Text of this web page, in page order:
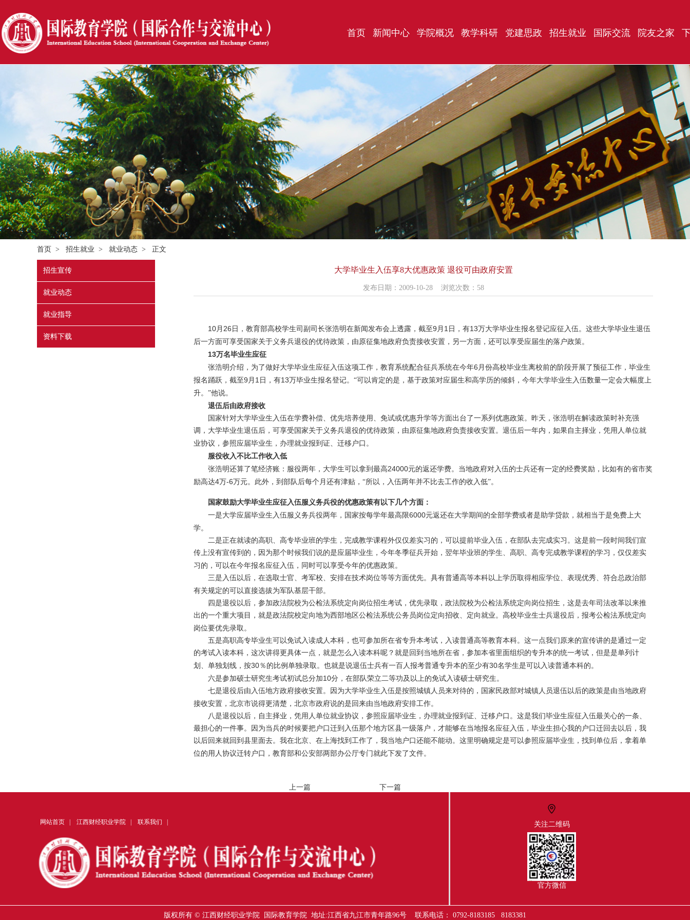
首页 新闻中心 学院概况 教学科研 党建思政 招生就业 国际交流 院友之家
首页 > 招生就业 > 就业动态 > 正文
招生宣传
就业动态
就业指导
资料下载
大学毕业生入伍享8大优惠政策 退役可由政府安置
发布日期：2009-10-28 浏览次数： 58
10月 26 日，教育部高校学生司副司长张浩明在新闻发布会上透露，截至9 月 1 日，有13万大学毕业生报名登记应征入伍。这些大学毕业生退伍
后一方面可享受国家关于义务兵退役的优待政策，由原征集地政府负责接收安置，另一方面，还可以享受应届生的落户政策。
13万名毕业生应征
张浩明介绍，为了做好大学毕业生应征入伍这项工作，教育系统配合征兵系统在今年6 月份高校毕业生离校前的阶段开展了预征工作，毕业生
报名踊跃，截至9 月 1 日，有13万毕业生报名登记。“可以肯定的是，基于政策对应届生和高学历的倾斜，今年大学毕业生入伍数量一定会大幅度上
升。”他说。
退伍后由政府接收
国家针对大学毕业生入伍在学费补偿、优先培养使用、免试或优惠升学等方面出台了一系列优惠政策。昨天，张浩明在解读政策时补充强
调，大学毕业生退伍后，可享受国家关于义务兵退役的优待政策，由原征集地政府负责接收安置。退伍后一年内，如果自主择业，凭用人单位就
业协议，参照应届毕业生，办理就业报到证、迁移户口。
服役收入不比工作收入低
张浩明还算了笔经济账：服役两年，大学生可以拿到最高24000元的返还学费。当地政府对入伍的士兵还有一定的经费奖励，比如有的省市奖
励高达4万-6万元。此外，到部队后每个月还有津贴，“所以，入伍两年并不比去工作的收入低”。
国家鼓励大学毕业生应征入伍服义务兵役的优惠政策有以下几个方面：
一是大学应届毕业生入伍服义务兵役两年，国家按每学年最高限6000元返还在大学期间的全部学费或者是助学贷款，就相当于是免费上大
学。
二是正在就读的高职、高专毕业班的学生，完成教学课程外仅仅差实习的，可以提前毕业入伍，在部队去完成实习。这是前一段时间我们宣
传上没有宣传到的，因为那个时候我们说的是应届毕业生，今年冬季征兵开始，翌年毕业班的学生、高职、高专完成教学课程的学习，仅仅差实
习的，可以在今年报名应征入伍，同时可以享受今年的优惠政策。
三是入伍以后，在选取士官、考军校、安排在技术岗位等等方面优先。具有普通高等本科以上学历取得相应学位、表现优秀、符合总政治部
有关规定的可以直接选拔为军队基层干部。
四是退役以后，参加政法院校为公检法系统定向岗位招生考试，优先录取，政法院校为公检法系统定向岗位招生，这是去年司法改革以来推
出的一个重大项目，就是政法院校定向地为西部地区公检法系统公务员岗位定向招收、定向就业。高校毕业生士兵退役后，报考公检法系统定向
岗位要优先录取。
五是高职高专毕业生可以免试入读成人本科，也可参加所在省专升本考试，入读普通高等教育本科。这一点我们原来的宣传讲的是通过一定
的考试入读本科，这次讲得更具体一点，就是怎么入读本科呢？就是回到当地所在省，参加本省里面组织的专升本的统一考试，但是是单列计
划、单独划线，按30％的比例单独录取。也就是说退伍士兵有一百人报考普通专升本的至少有30名学生是可以入读普通本科的。
六是参加硕士研究生考试初试总分加10分，在部队荣立二等功及以上的免试入读硕士研究生。
七是退役后由入伍地方政府接收安置。因为大学毕业生入伍是按照城镇人员来对待的，国家民政部对城镇人员退伍以后的政策是由当地政府
接收安置，北京市说得更清楚，北京市政府说的是回来由当地政府安排工作。
八是退役以后，自主择业，凭用人单位就业协议，参照应届毕业生，办理就业报到证、迁移户口。这是我们毕业生应征入伍最关心的一条、
最担心的一件事。因为当兵的时候要把户口迁到入伍那个地方区县一级落户，才能够在当地报名应征入伍，毕业生担心我的户口迁回去以后，我
以后回来就回到县里面去。我在北京、在上海找到工作了，我当地户口还能不能动。这里明确规定是可以参照应届毕业生，找到单位后，拿着单
位的用人协议迁转户口，教育部和公安部两部办公厅专门就此下发了文件。
上一篇 下一篇
网站首页 江西财经职业学院 联系我们 关注二维码
官方微信
版权所有 © 江西财经职业学院 国际教育学院 地址:江西省九江市青年路96号 联系电话： 0792-8183185 8183381